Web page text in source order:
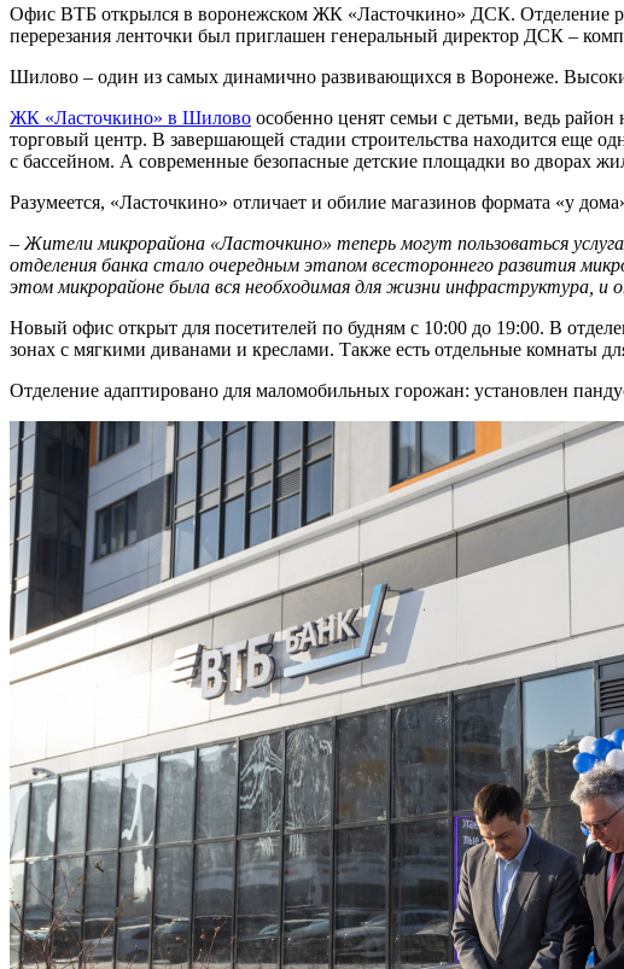
Офис ВТБ открылся в воронежском ЖК «Ласточкино» ДСК. Отделение
перерезания ленточки был приглашен генеральный директор ДСК –
Шилово – один из самых динамично развивающихся в Воронеже.
ЖК «Ласточкино» в Шилово особенно ценят семьи с детьми, ведь
торговый центр. В завершающей стадии строительства находится еще
с бассейном. А современные безопасные детские площадки во дворах
Разумеется, «Ласточкино» отличает и обилие магазинов формата «у
– Жители микрорайона «Ласточкино» теперь могут пользоваться
отделения банка стало очередным этапом всестороннего развития
этом микрорайоне была вся необходимая для жизни инфраструктура, и
Новый офис открыт для посетителей по будням с 10:00 до 19:00. В
зонах с мягкими диванами и креслами. Также есть отдельные комнаты
Отделение адаптировано для маломобильных горожан: установлен